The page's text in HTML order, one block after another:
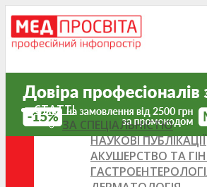
СТАТТІ
ЗА СПЕЦІАЛЬНІСТЮ
НАУКОВІ ПУБЛІКАЦІЇ
АКУШЕРСТВО ТА